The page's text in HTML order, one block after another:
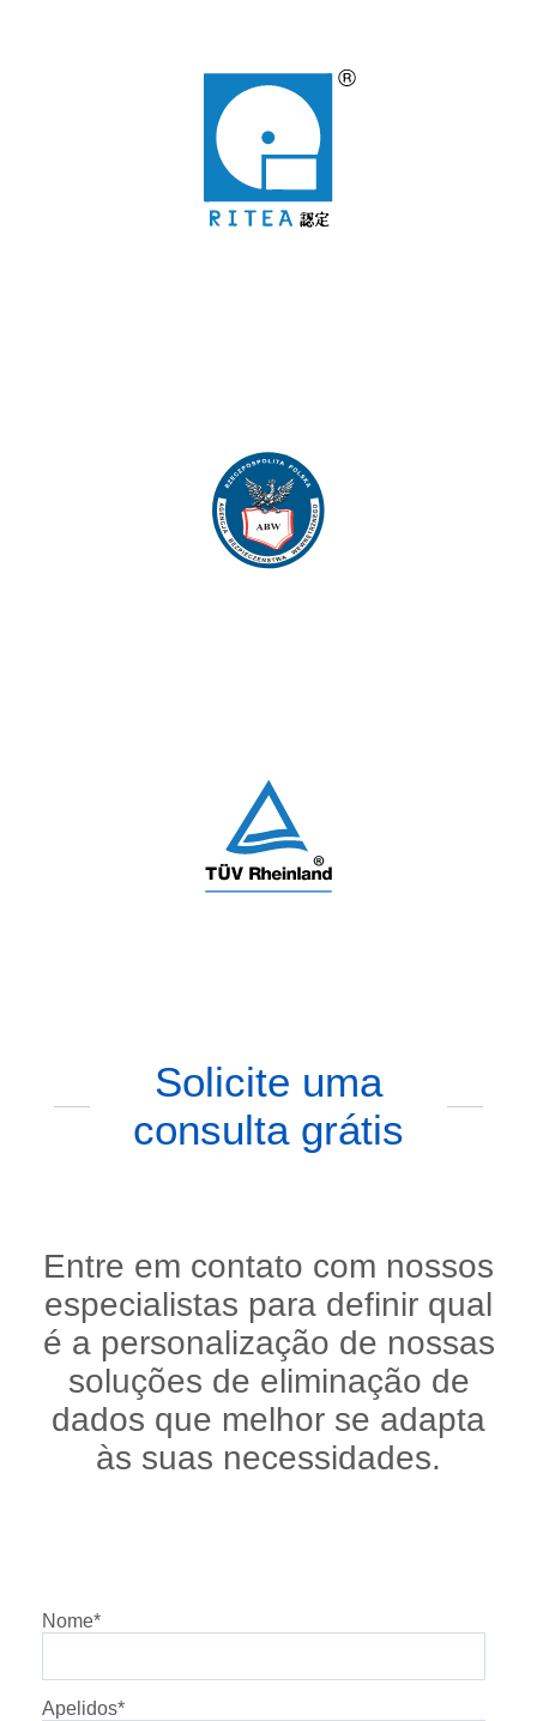
Solicite uma
consulta grátis
Entre em contato com nossos
especialistas para definir qual
é a personalização de nossas
soluções de eliminação de
dados que melhor se adapta
às suas necessidades.
Nome*
Apelidos*